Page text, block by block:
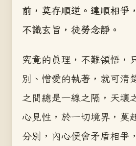
前，莫存順逆。違順相爭
不識玄旨，徒勞念靜。
究竟的真理，不難領悟，
別、憎愛的執著，就可清
之間總是一線之隔，天壤
心見性，於一切境界，莫
分別，內心便會矛盾相爭